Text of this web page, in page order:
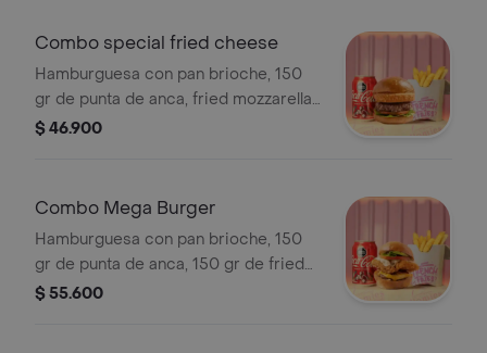
Combo special fried cheese
Hamburguesa con pan brioche, 150
gr de punta de anca, fried mozzarella
cheese, cogollos, tomate y bacon
$ 46.900
Combo Mega Burger
Hamburguesa con pan brioche, 150
gr de punta de anca, 150 gr de fried
chicken, queso cheddar, tocineta,
$ 55.600